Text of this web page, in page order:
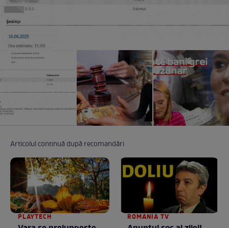
Articolul continuă după recomandări
PLAYTECH ROMANIA TV